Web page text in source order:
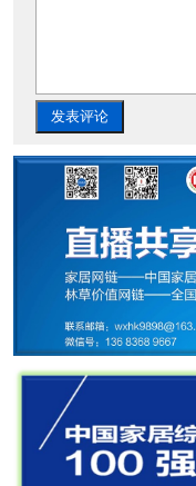
发表评论